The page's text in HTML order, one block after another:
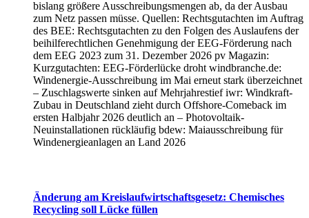
bislang größere Ausschreibungsmengen ab, da der Ausbau
zum Netz passen müsse. Quellen: Rechtsgutachten im Auftrag
des BEE: Rechtsgutachten zu den Folgen des Auslaufens der
beihilferechtlichen Genehmigung der EEG-Förderung nach
dem EEG 2023 zum 31. Dezember 2026 pv Magazin:
Kurzgutachten: EEG-Förderlücke droht windbranche.de:
Windenergie-Ausschreibung im Mai erneut stark überzeichnet
– Zuschlagswerte sinken auf Mehrjahrestief iwr: Windkraft-
Zubau in Deutschland zieht durch Offshore-Comeback im
ersten Halbjahr 2026 deutlich an – Photovoltaik-
Neuinstallationen rückläufig bdew: Maiausschreibung für
Windenergieanlagen an Land 2026
Änderung am Kreislaufwirtschaftsgesetz: Chemisches
Recycling soll Lücke füllen